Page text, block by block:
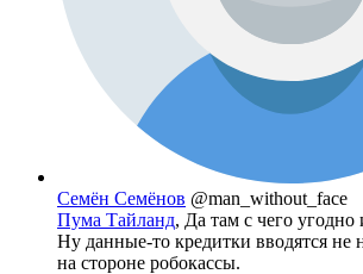
Семён Семёнов @man_without_face
Пума Тайланд, Да там с чего угодно
Ну данные-то кредитки вводятся не
на стороне робокассы.